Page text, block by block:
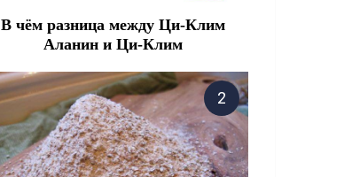
В чём разница между Ци-Клим
Аланин и Ци-Клим